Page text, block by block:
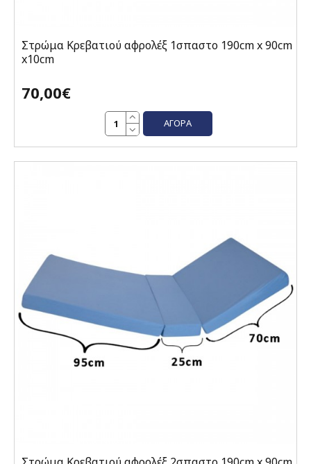
Στρώμα Κρεβατιού αφρολέξ 1σπαστο 190cm x 90cm
x10cm
70,00€
ΑΓΟΡΆ